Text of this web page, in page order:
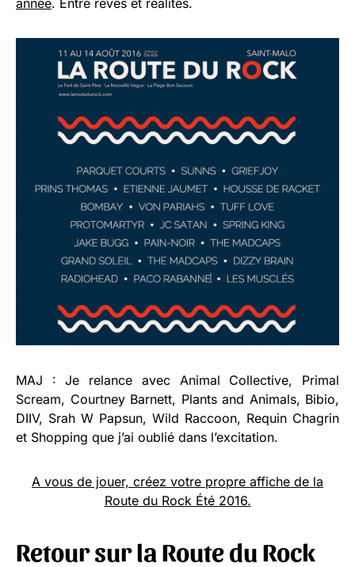
MAJ : Je relance avec Animal Collective, Primal
Scream, Courtney Barnett, Plants and Animals, Bibio,
DIIV, Srah W Papsun, Wild Raccoon, Requin Chagrin
et Shopping que j’ai oublié dans l’excitation.
A vous de jouer, créez votre propre affiche de la
Route du Rock Été 2016.
Retour sur la Route du Rock